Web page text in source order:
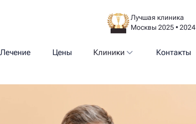
Лучшая клиника
Москвы 2025 • 2024
Лечение Цены Клиники Контакты